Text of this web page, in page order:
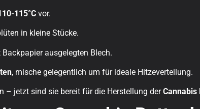
115°C vor.
in kleine Stücke.
ausgelegten Blech.
, mische gelegentlich um für ideale Hitzeverteilung.
– jetzt sind sie bereit für die Herstellung derCannabis